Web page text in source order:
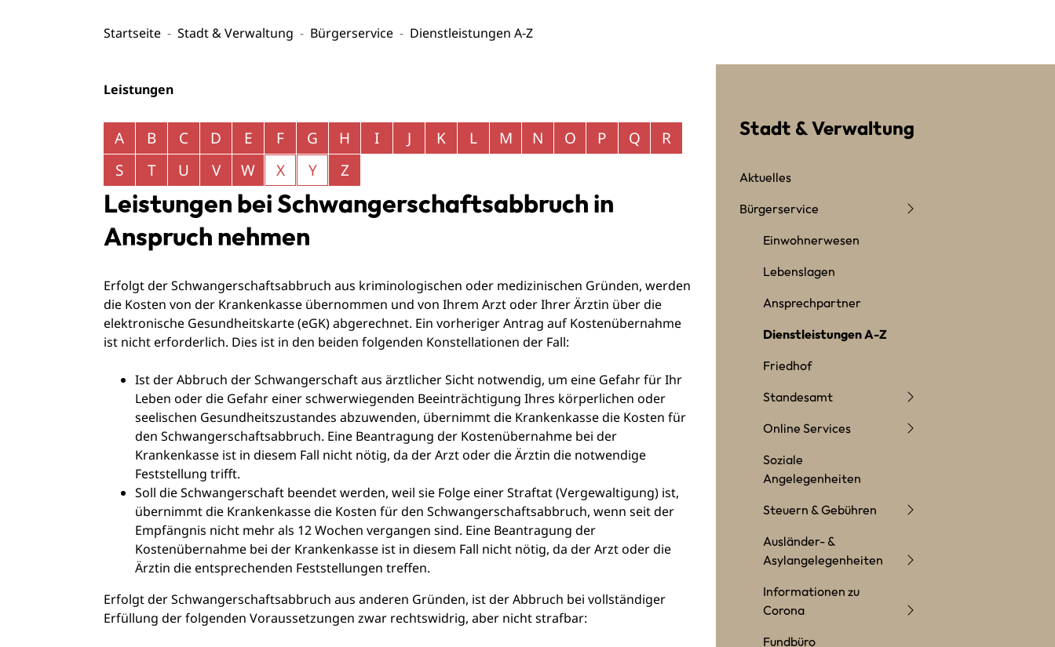
Startseite Stadt & Verwaltung Bürgerservice Dienstleistungen A-Z
Leistungen
Alphabetisches Register überspringen
A B C D E F G H I J K L M N O P Q
R
S
T U V W X Y Z
Leistungen bei Schwangerschaftsabbruch in
Anspruch nehmen
Erfolgt der Schwangerschaftsabbruch aus kriminologischen oder medizinischen Gründen, werden
die Kosten von der Krankenkasse übernommen und von Ihrem Arzt oder Ihrer Ärztin über die
elektronische Gesundheitskarte (eGK) abgerechnet. Ein vorheriger Antrag auf Kostenübernahme
ist nicht erforderlich. Dies ist in den beiden folgenden Konstellationen der Fall:
Ist der Abbruch der Schwangerschaft aus ärztlicher Sicht notwendig, um eine Gefahr für Ihr
Leben oder die Gefahr einer schwerwiegenden Beeinträchtigung Ihres körperlichen oder
seelischen Gesundheitszustandes abzuwenden, übernimmt die Krankenkasse die Kosten für
den Schwangerschaftsabbruch. Eine Beantragung der Kostenübernahme bei der
Krankenkasse ist in diesem Fall nicht nötig, da der Arzt oder die Ärztin die notwendige
Feststellung trifft.
Soll die Schwangerschaft beendet werden, weil sie Folge einer Straftat (Vergewaltigung) ist,
übernimmt die Krankenkasse die Kosten für den Schwangerschaftsabbruch, wenn seit der
Empfängnis nicht mehr als 12 Wochen vergangen sind. Eine Beantragung der
Kostenübernahme bei der Krankenkasse ist in diesem Fall nicht nötig, da der Arzt oder die
Ärztin die entsprechenden Feststellungen treffen.
Erfolgt der Schwangerschaftsabbruch aus anderen Gründen, ist der Abbruch bei vollständiger
Erfüllung der folgenden Voraussetzungen zwar rechtswidrig, aber nicht strafbar:
Stadt & Verwaltung
Aktuelles
Bürgerservice
Einwohnerwesen
Lebenslagen
Ansprechpartner
Dienstleistungen A-Z
Friedhof
Standesamt
Online Services
Soziale
Angelegenheiten
Steuern & Gebühren
Ausländer- &
Asylangelegenheiten
Informationen zu
Corona
Fundbüro